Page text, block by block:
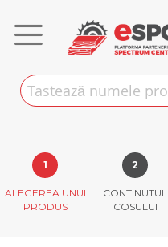
ALEGEREA UNUI
PRODUS
CONTINUTUL
COSULUI